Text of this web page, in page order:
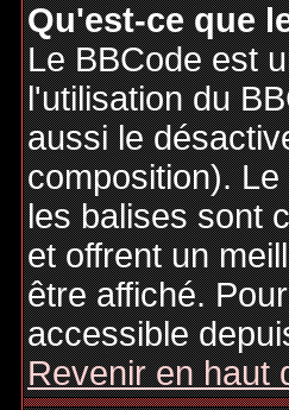
Qu'est-ce que
Le BBCode est
l'utilisation du
aussi le
composition).
les balises sont
et offrent un
être affiché.
accessible
Revenir en haut